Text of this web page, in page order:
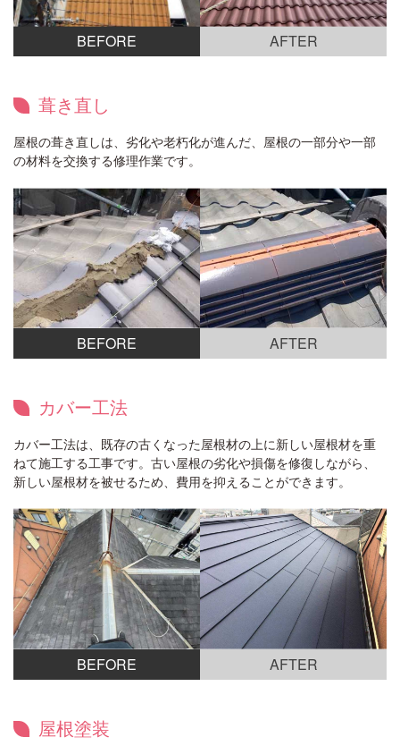
BEFORE AFTER
葺き直し
屋根の葺き直しは、劣化や老朽化が進んだ、屋根の一部分や一部
の材料を交換する修理作業です。
BEFORE AFTER
カバー工法
カバー工法は、既存の古くなった屋根材の上に新しい屋根材を重
ねて施工する工事です。古い屋根の劣化や損傷を修復しながら、
新しい屋根材を被せるため、費用を抑えることができます。
BEFORE AFTER
屋根塗装